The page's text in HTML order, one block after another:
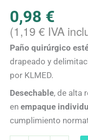
0,98 €
(1,19 € IVA
Paño quirúrgico
drapeado y
por KLMED.
Desechable, de alta
en empaque
cumplimiento